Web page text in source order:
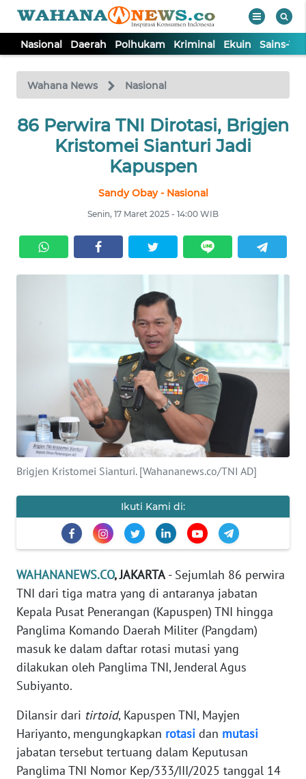
Nasional Daerah Polhukam Kriminal Ekuin Sains-
Wahana News Nasional
86 Perwira TNI Dirotasi, Brigjen
Kristomei Sianturi Jadi
Kapuspen
Sandy Obay - Nasional
Senin, 17 Maret 2025 - 14:00 WIB
Brigjen Kristomei Sianturi. [Wahananews.co/TNI AD]
Ikuti Kami di:
WAHANANEWS.CO, JAKARTA- Sejumlah 86 perwira
TNI dari tiga matra yang di antaranya jabatan
Kepala Pusat Penerangan (Kapuspen) TNI hingga
Panglima Komando Daerah Militer (Pangdam)
masuk ke dalam daftar rotasi mutasi yang
dilakukan oleh Panglima TNI, Jenderal Agus
Subiyanto.
Dilansir dari tirtoid, Kapuspen TNI, Mayjen
Hariyanto, mengungkapkan rotasi dan mutasi
jabatan tersebut tertuang dalam Keputusan
Panglima TNI Nomor Kep/333/III/2025 tanggal 14
TV
Tutup
NASIONAL
KRIMINAL
EKUIN
INTERNASIONAL
SERBA-SERBI
PENDIDIKAN
EDITORIAL
Informasi
INDEKS
BERITA
KAMI
INFO
IKLAN